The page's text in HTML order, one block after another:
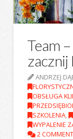
Team
ANDRZEJ
OBSŁUGA
SZKOLENIA,
WYPALENIE
2